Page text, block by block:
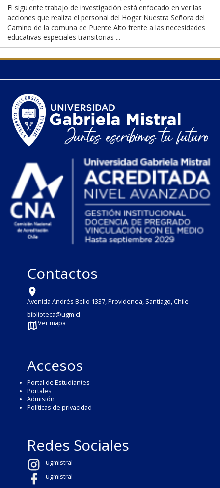
El siguiente trabajo de investigación está enfocado en ver las
acciones que realiza el personal del Hogar Nuestra Señora del
Camino de la comuna de Puente Alto frente a las necesidades
educativas especiales transitorias ...
Contactos
Avenida Andrés Bello 1337, Providencia, Santiago, Chile
biblioteca@ugm.cl
Ver mapa
Accesos
Portal de Estudiantes
Portales
Admisión
Políticas de privacidad
Redes Sociales
ugmistral
ugmistral